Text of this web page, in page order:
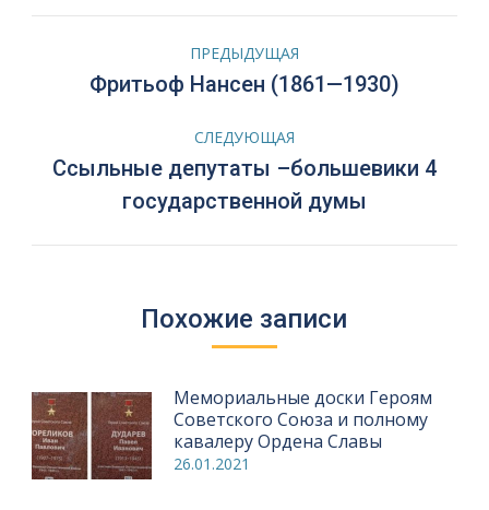
НавигацияПРЕДЫДУЩАЯ
Предыдущая
запись:
Фритьоф Нансен (1861—1930)
СЛЕДУЮЩАЯ
Следующая
запись:
Ссыльные депутаты –большевики 4
государственной думы
Похожие записи
Мемориальные доски Героям
Советского Союза и полному
кавалеру Ордена Славы
26.01.2021